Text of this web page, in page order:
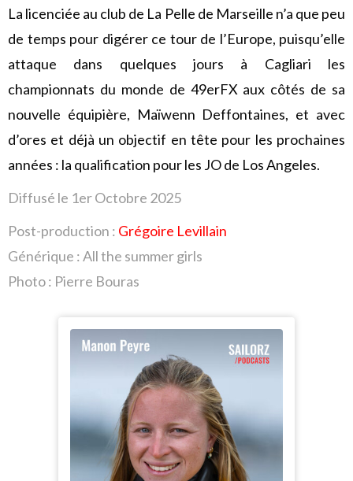
La licenciée au club de La Pelle de Marseille n’a que peu
de temps pour digérer ce tour de l’Europe, puisqu’elle
attaque dans quelques jours à Cagliari les
championnats du monde de 49erFX aux côtés de sa
nouvelle équipière, Maïwenn Deffontaines, et avec
d’ores et déjà un objectif en tête pour les prochaines
années : la qualification pour les JO de Los Angeles.
Diffusé le 1er Octobre 2025
Post-production : Grégoire Levillain
Générique : All the summer girls
Photo : Pierre Bouras